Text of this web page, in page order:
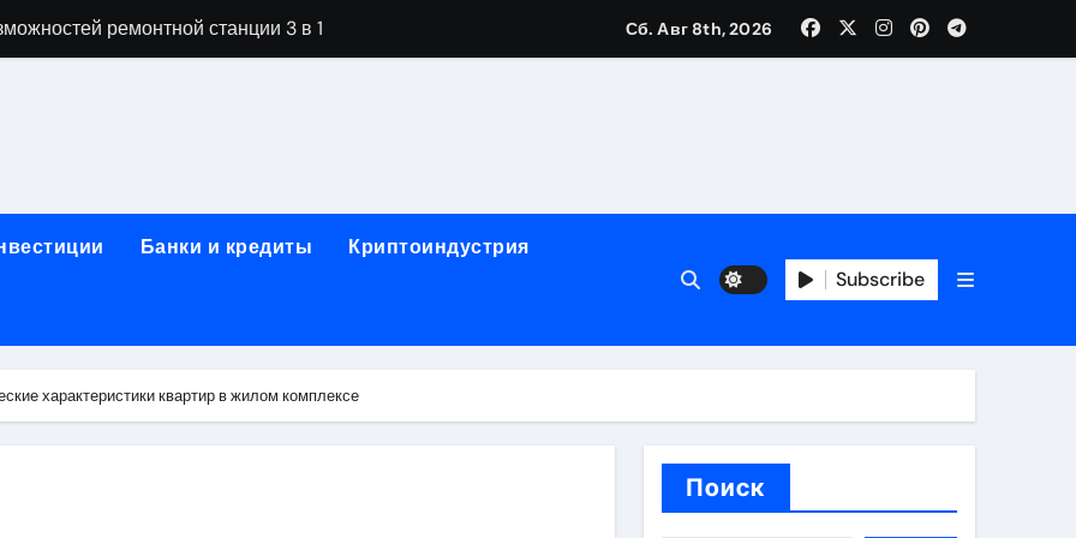
ремонтной станции 3 в 1
изоляции для промышленных объектов и конструкций
онлайн-образования в сфере актуальных профессий
регистрация, разрешение споров и правовые аспекты авторского и патентного права
в USDT: механизм работы, риски и правовой статус услуг без верификации
Сб. Авг 8th, 2026
Банки и кредиты Криптоиндустрия
Subscribe
характеристики квартир в жилом комплексе
Поиск